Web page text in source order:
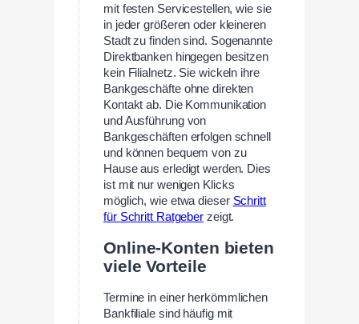
mit festen Servicestellen, wie sie
in jeder größeren oder kleineren
Stadt zu finden sind. Sogenannte
Direktbanken hingegen besitzen
kein Filialnetz. Sie wickeln ihre
Bankgeschäfte ohne direkten
Kontakt ab. Die Kommunikation
und Ausführung von
Bankgeschäften erfolgen schnell
und können bequem von zu
Hause aus erledigt werden. Dies
ist mit nur wenigen Klicks
möglich, wie etwa dieser Schritt
für Schritt Ratgeber zeigt.
Online-Konten bieten
viele Vorteile
Termine in einer herkömmlichen
Bankfiliale sind häufig mit